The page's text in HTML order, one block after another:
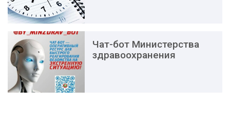
Чат-бот Министерства
здравоохранения